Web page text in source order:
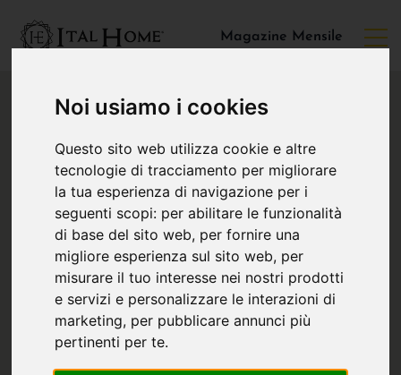
Noi usiamo i cookies
Questo sito web utilizza cookie e altre
tecnologie di tracciamento per migliorare
la tua esperienza di navigazione per i
seguenti scopi: per abilitare le funzionalità
di base del sito web, per fornire una
migliore esperienza sul sito web, per
misurare il tuo interesse nei nostri prodotti
e servizi e personalizzare le interazioni di
marketing, per pubblicare annunci più
pertinenti per te.
Magazine Mensile